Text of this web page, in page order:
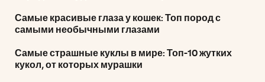
Самые красивые глаза у кошек: Топ пород с
самыми необычными глазами
Самые страшные куклы в мире: Топ-10 жутких
кукол, от которых мурашки